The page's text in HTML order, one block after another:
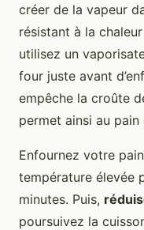
créer de la vapeur
résistant à la
utilisez un
four juste avant
empêche la croûte
permet ainsi au
Enfournez votre
température élevée
minutes. Puis,
poursuivez la